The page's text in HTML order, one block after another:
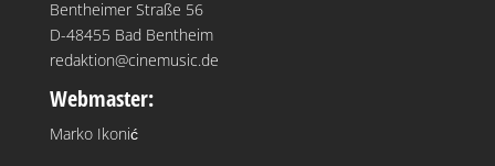
Bentheimer Straße 56
D-48455 Bad Bentheim
redaktion@cinemusic.de
Webmaster:
Marko Ikonić